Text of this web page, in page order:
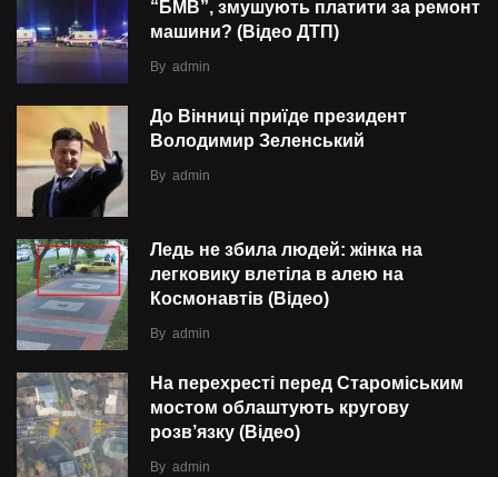
“БMВ”, змушують платити за ремонт
машини? (Відео ДТП)
By admin
До Вінниці приїде президент
Володимир Зеленський
By admin
Ледь не збила людей: жінка на
легковику влетіла в алею на
Космонавтів (Відео)
By admin
На перехресті перед Староміським
мостом облаштують кругову
розв’язку (Відео)
By admin